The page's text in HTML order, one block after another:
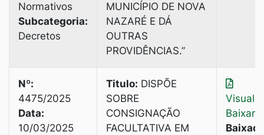
Normativos
Subcategoria:
Decretos
MUNICÍPIO DE NOVA
NAZARÉ E DÁ
OUTRAS
PROVIDÊNCIAS.”
Nº:
4475/2025
Data:
10/03/2025
Titulo: DISPÕE
SOBRE
CONSIGNAÇÃO
FACULTATIVA EM
Baixar